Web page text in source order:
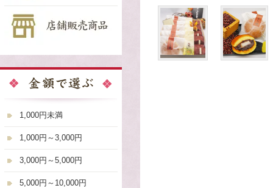
1,000円未満
1,000円～3,000円
3,000円～5,000円
5,000円～10,000円